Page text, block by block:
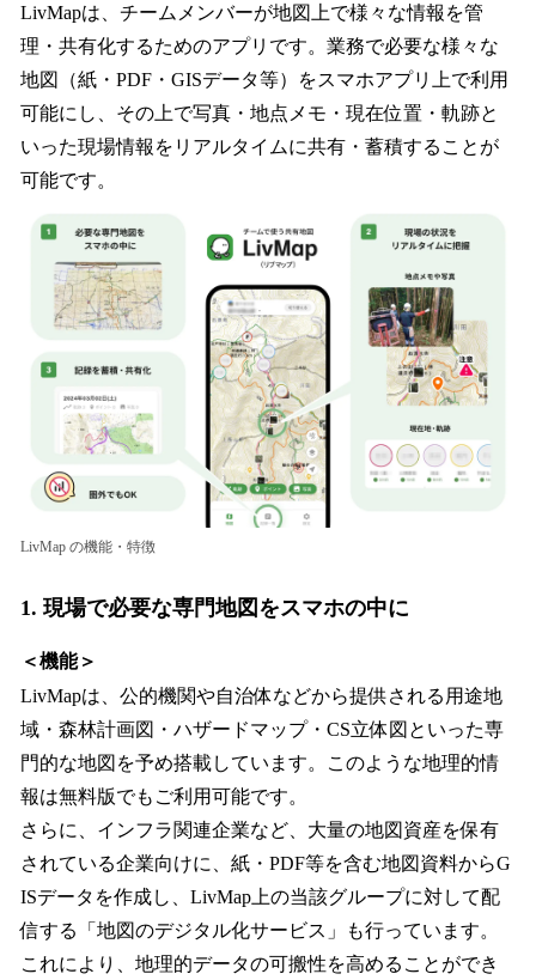
LivMapは、チームメンバーが地図上で様々な情報を管
理・共有化するためのアプリです。業務で必要な様々な
地図（紙・PDF・GISデータ等）をスマホアプリ上で利用
可能にし、その上で写真・地点メモ・現在位置・軌跡と
いった現場情報をリアルタイムに共有・蓄積することが
可能です。
LivMap の機能・特徴
1. 現場で必要な専門地図をスマホの中に
＜機能＞
LivMapは、公的機関や自治体などから提供される用途地
域・森林計画図・ハザードマップ・CS立体図といった専
門的な地図を予め搭載しています。このような地理的情
報は無料版でもご利用可能です。
さらに、インフラ関連企業など、大量の地図資産を保有
されている企業向けに、紙・PDF等を含む地図資料からG
ISデータを作成し、LivMap上の当該グループに対して配
信する「地図のデジタル化サービス」も行っています。
これにより、地理的データの可搬性を高めることができ